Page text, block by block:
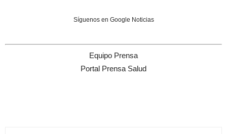
Síguenos en Google Noticias
Equipo Prensa
Portal Prensa Salud